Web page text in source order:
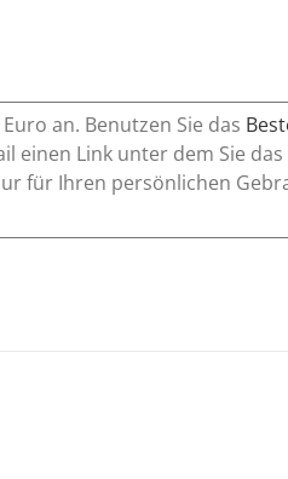
an. Benutzen Sie das
einen Link unter dem Sie das
für Ihren persönlichen